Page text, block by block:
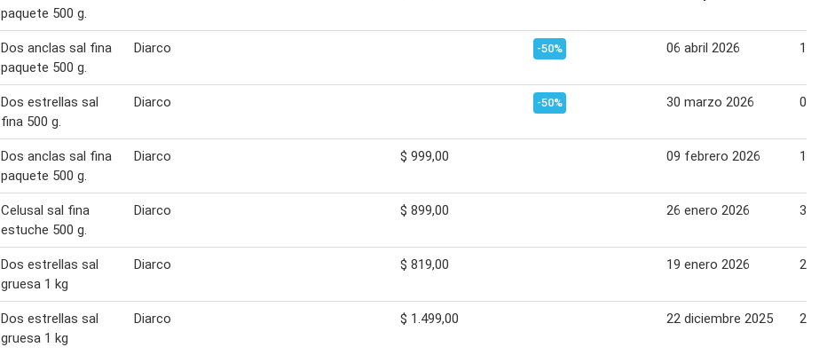
paquete 500 g.
Dos anclas sal fina
paquete 500 g.
Diarco -50% 06 abril 2026 10
Dos estrellas sal
fina 500 g.
Diarco -50% 30 marzo 2026 03
Dos anclas sal fina
paquete 500 g.
Diarco $ 999,00 09 febrero 2026 13
Celusal sal fina
estuche 500 g.
Diarco $ 899,00 26 enero 2026 30
Dos estrellas sal
gruesa 1 kg
Diarco $ 819,00 19 enero 2026 23
Dos estrellas sal
gruesa 1 kg
Diarco $ 1.499,00 22 diciembre 2025 26